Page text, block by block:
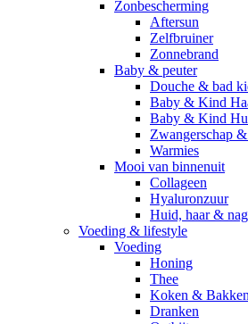
Zonbescherming
Aftersun
Zelfbruiner
Zonnebrand
Baby & peuter
Douche & bad
Baby & Kind
Baby & Kind
Zwangerschap
Warmies
Mooi van binnenuit
Collageen
Hyaluronzuur
Huid, haar &
Voeding & lifestyle
Voeding
Honing
Thee
Koken & Bakken
Dranken